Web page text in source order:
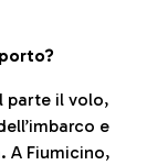
parte il volo,
e
A Fiumicino,